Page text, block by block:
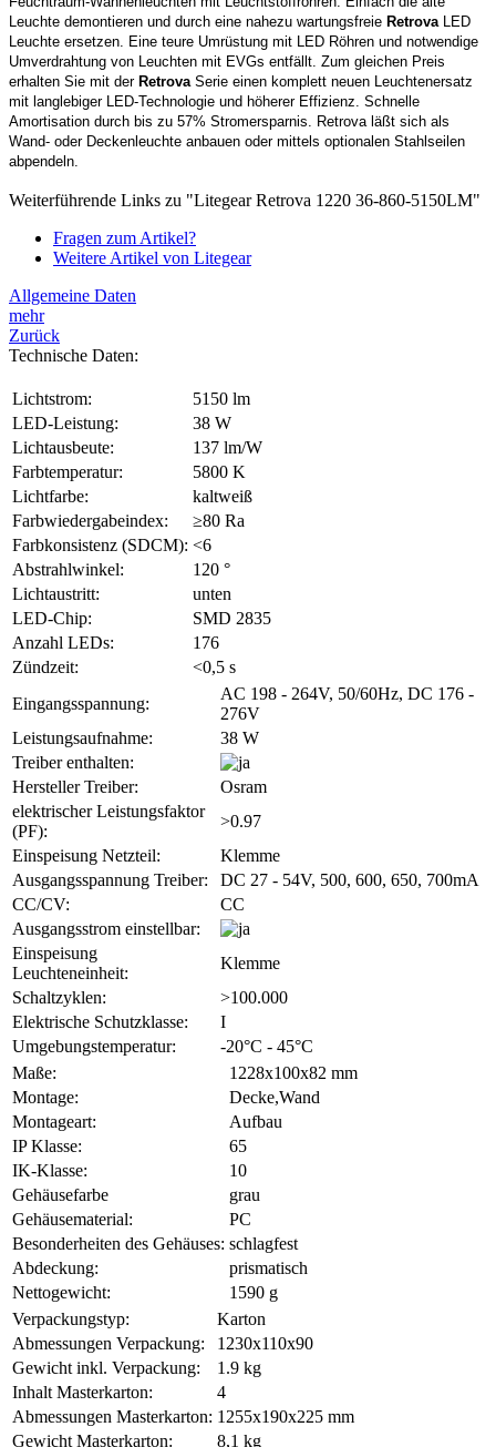
Leuchte demontieren und durch eine nahezu wartungsfreie RetrovaLED
Leuchte ersetzen. Eine teure Umrüstung mit LED Röhren und notwendige
Umverdrahtung von Leuchten mit EVGs entfällt. Zum gleichen Preis
erhalten Sie mit derRetrovaSerie einen komplett neuen Leuchtenersatz
mit langlebiger LED-Technologie und höherer Effizienz. Schnelle
Amortisation durch bis zu 57% Stromersparnis. Retrova läßt sich als
Wand- oder Deckenleuchte anbauen oder mittels optionalen Stahlseilen
abpendeln.
Weiterführende Links zu "Litegear Retrova 1220 36-860-5150LM"
Fragen zum Artikel?
Weitere Artikel von Litegear
Allgemeine Daten
mehr
Zurück
Technische Daten:
Lichtstrom:
5150 lm
LED-Leistung:
38 W
Lichtausbeute:
137 lm/W
Farbtemperatur:
5800 K
Lichtfarbe:
kaltweiß
Farbwiedergabeindex:
≥80 Ra
Farbkonsistenz (SDCM): <6
Abstrahlwinkel:
120 °
Lichtaustritt:
unten
LED-Chip:
SMD 2835
Anzahl LEDs:
176
Zündzeit:
<0,5 s
Eingangsspannung:
AC 198 - 264V, 50/60Hz, DC 176 -
276V
Leistungsaufnahme:
38 W
Treiber enthalten:
Hersteller Treiber:
Osram
elektrischer Leistungsfaktor
(PF):
>0.97
Einspeisung Netzteil:
Klemme
Ausgangsspannung Treiber:
DC 27 - 54V, 500, 600, 650, 700mA
CC/CV:
CC
Ausgangsstrom einstellbar:
Einspeisung
Leuchteneinheit:
Klemme
Schaltzyklen:
>100.000
Elektrische Schutzklasse:
I
Umgebungstemperatur:
-20°C - 45°C
Maße:
1228x100x82 mm
Montage:
Decke,Wand
Montageart:
Aufbau
IP Klasse:
65
IK-Klasse:
10
Gehäusefarbe
grau
Gehäusematerial:
PC
Besonderheiten des Gehäuses: schlagfest
Abdeckung:
prismatisch
Nettogewicht:
1590 g
Verpackungstyp:
Karton
Abmessungen Verpackung:
1230x110x90
Gewicht inkl. Verpackung:
1.9 kg
Inhalt Masterkarton:
4
Abmessungen Masterkarton: 1255x190x225 mm
Gewicht Masterkarton:
8,1 kg